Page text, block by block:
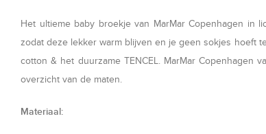
Het ultieme baby broekje van MarMar Copenhagen in
zodat deze lekker warm blijven en je geen sokjes hoeft
cotton & het duurzame TENCEL. MarMar Copenhagen
overzicht van de maten.
Materiaal: